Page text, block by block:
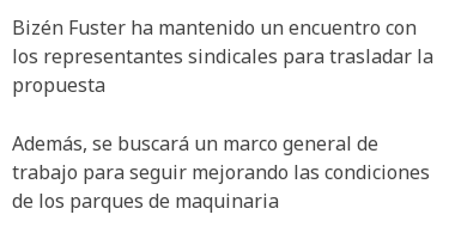
Bizén Fuster ha mantenido un encuentro con
los representantes sindicales para trasladar la
propuesta
Además, se buscará un marco general de
trabajo para seguir mejorando las condiciones
de los parques de maquinaria